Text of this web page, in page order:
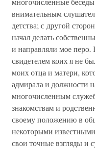
внимательным
детства; с другой
начал делать
и направляли мое перо.
свидетелем коих я не
моих отца и матери,
адмирала и должности
многочисленным
знакомствам и
своему положению в
некоторыми
свои точные взгляды и